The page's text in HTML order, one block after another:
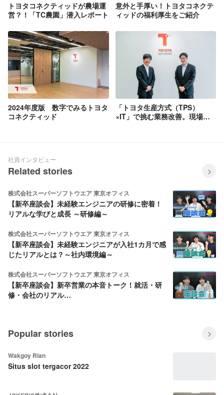
トヨタコネクティッドが農場運
営？！「TC農園」潜入レポート
意外と手厚い！トヨタコネクテ
ィッドの福利厚生をご紹介
2024年度版 数字でみるトヨタ
コネクティッド
「トヨタ生産方式（TPS）
×IT」で挑む業務改善。現場目
社員インタビュー
Related stories
株式会社スーパーソフトウエア 東京オフィス
【新卒座談会】未経験エンジニアの研修に密着！
リアルな学びと成長 ～研修編～
株式会社スーパーソフトウエア 東京オフィス
【新卒座談会】未経験エンジニアが入社1カ月で感
じたリアルとは？～社内環境編～
株式会社スーパーソフトウエア 東京オフィス
【新卒座談会】新卒営業の本音トーク！就活・研
修・会社のリアル…
Popular stories
Wakgoy Rian
Situs slot tergacor 2022